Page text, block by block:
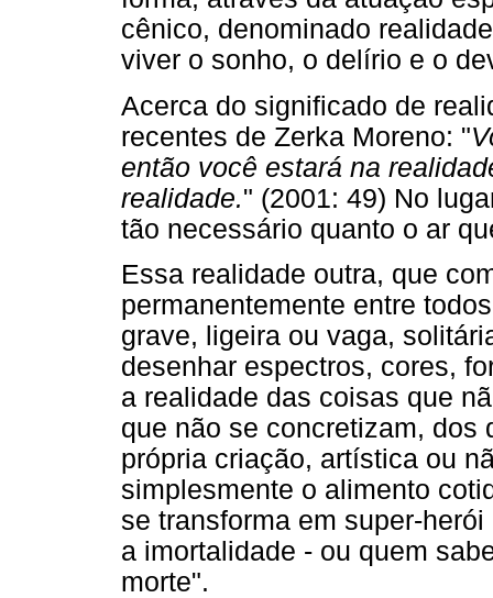
cênico, denominado
viver o sonho, o delírio e o
Acerca do significado de
recentes de Zerka Moreno: "
então você estará na
realidade." (2001: 49) No
tão necessário quanto o ar
Essa realidade outra, que
permanentemente entre
grave, ligeira ou vaga,
desenhar espectros, cores,
a realidade das coisas que
que não se concretizam,
própria criação, artística ou
simplesmente o alimento
se transforma em super-
a imortalidade - ou quem
morte".